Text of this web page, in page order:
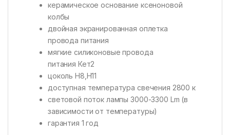
керамическое основание ксеноновой
колбы
двойная экранированная оплетка
провода питания
мягкие силиконовые провода
питания Кет2
цоколь Н8,Н11
доступная температура свечения 2800 к
световой поток лампы 3000-3300 Lm (в
зависимости от температуры)
гарантия 1 год